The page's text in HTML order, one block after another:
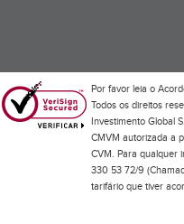
Por favor leia o
Todos os direitos
Investimento Global
CMVM autorizada a
CVM. Para qualquer
330 53 72/9
tarifário que tiver